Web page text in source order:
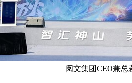
阅文集团CEO兼总